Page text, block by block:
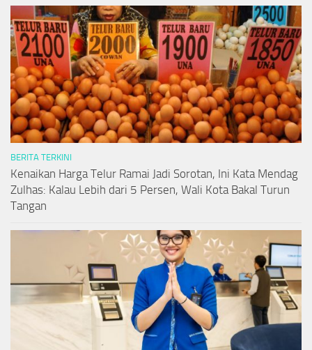
BERITA TERKINI
Kenaikan Harga Telur Ramai Jadi Sorotan, Ini Kata Mendag
Zulhas: Kalau Lebih dari 5 Persen, Wali Kota Bakal Turun
Tangan